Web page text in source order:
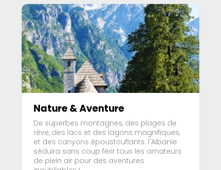
Nature & Aventure
De superbes montagnes, des plages de
rêve, des lacs et des lagons magnifiques,
et des canyons époustouflants: l'Albanie
séduira sans coup férir tous les amateurs
de plein air pour des aventures